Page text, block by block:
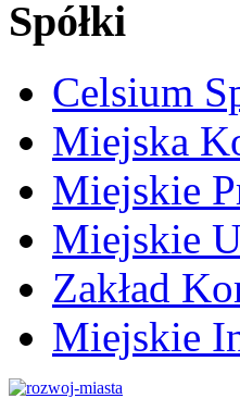
Spółki
Celsium
Miejska
Miejskie
Miejskie
Zakład
Miejskie